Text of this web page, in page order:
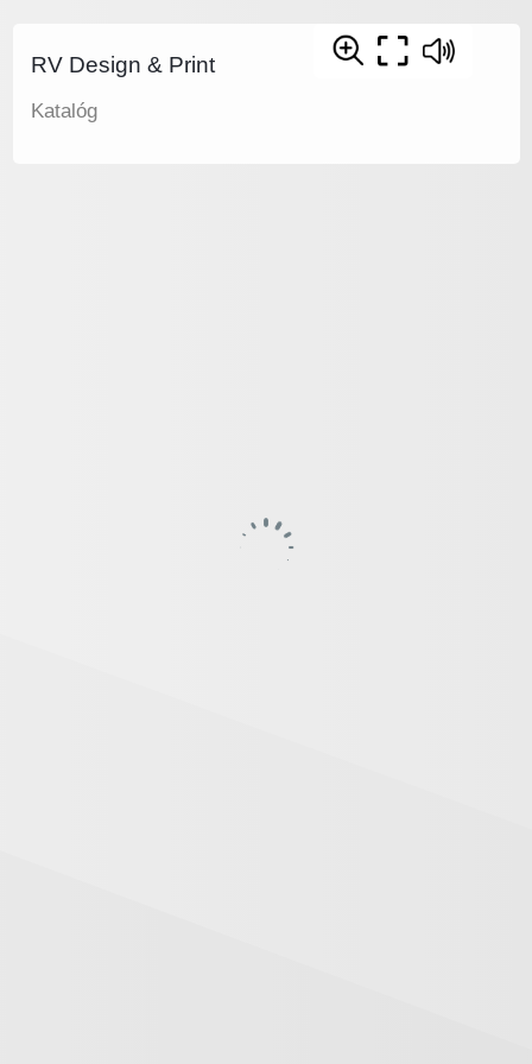
RV Design & Print
Katalóg